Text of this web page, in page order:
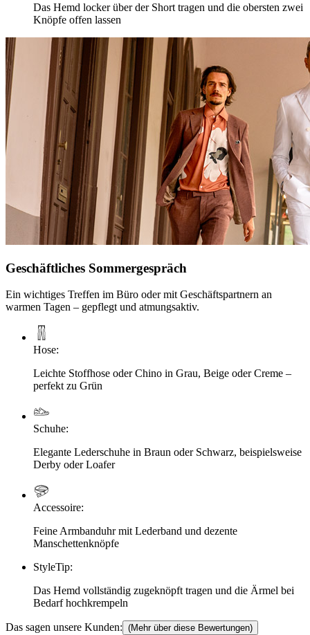
Das Hemd locker über der Short tragen und die obersten zwei
Knöpfe offen lassen
Geschäftliches Sommergespräch
Ein wichtiges Treffen im Büro oder mit Geschäftspartnern an
warmen Tagen – gepflegt und atmungsaktiv.
Hose:
Leichte Stoffhose oder Chino in Grau, Beige oder Creme –
perfekt zu Grün
Schuhe:
Elegante Lederschuhe in Braun oder Schwarz, beispielsweise
Derby oder Loafer
Accessoire:
Feine Armbanduhr mit Lederband und dezente
Manschettenknöpfe
StyleTip:
Das Hemd vollständig zugeknöpft tragen und die Ärmel bei
Bedarf hochkrempeln
Das sagen unsere Kunden: (Mehr über diese Bewertungen)